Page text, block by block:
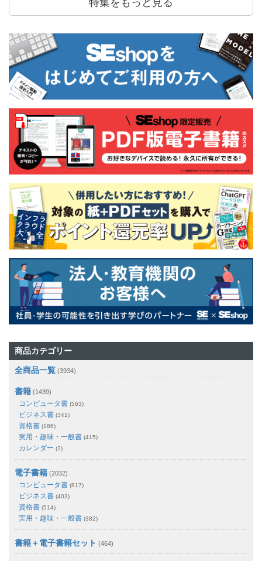
特集をもっと見る
商品カテゴリー
全商品一覧 (3934)
書籍 (1439)
コンピュータ書 (563)
ビジネス書 (341)
資格書 (186)
実用・趣味・一般書 (415)
カレンダー (2)
電子書籍 (2032)
コンピュータ書 (817)
ビジネス書 (403)
資格書 (514)
実用・趣味・一般書 (382)
書籍＋電子書籍セット (464)